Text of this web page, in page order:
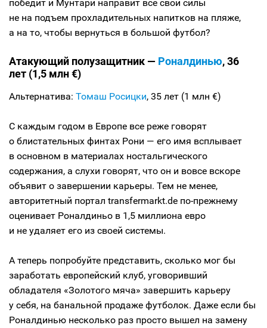
победит и Мунтари направит все свои силы
не на подъем прохладительных напитков на пляже,
а на то, чтобы вернуться в большой футбол?
Атакующий полузащитник — Роналдинью, 36
лет (1,5 млн €)
Альтернатива: Томаш Росицки, 35 лет (1 млн €)
С каждым годом в Европе все реже говорят
о блистательных финтах Рони — его имя всплывает
в основном в материалах ностальгического
содержания, а слухи говорят, что он и вовсе вскоре
объявит о завершении карьеры. Тем не менее,
авторитетный портал transfermarkt.de по-прежнему
оценивает Роналдиньо в 1,5 миллиона евро
и не удаляет его из своей системы.
А теперь попробуйте представить, сколько мог бы
заработать европейский клуб, уговоривший
обладателя «Золотого мяча» завершить карьеру
у себя, на банальной продаже футболок. Даже если бы
Роналдинью несколько раз просто вышел на замену